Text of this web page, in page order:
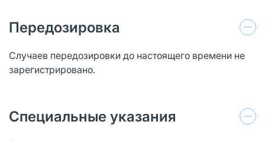
Передозировка
Случаев передозировки до настоящего времени не
зарегистрировано.
Специальные указания